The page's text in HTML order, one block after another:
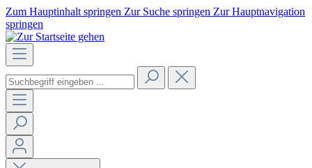
Zum Hauptinhalt springen Zur Suche springen Zur Hauptnavigation
springen